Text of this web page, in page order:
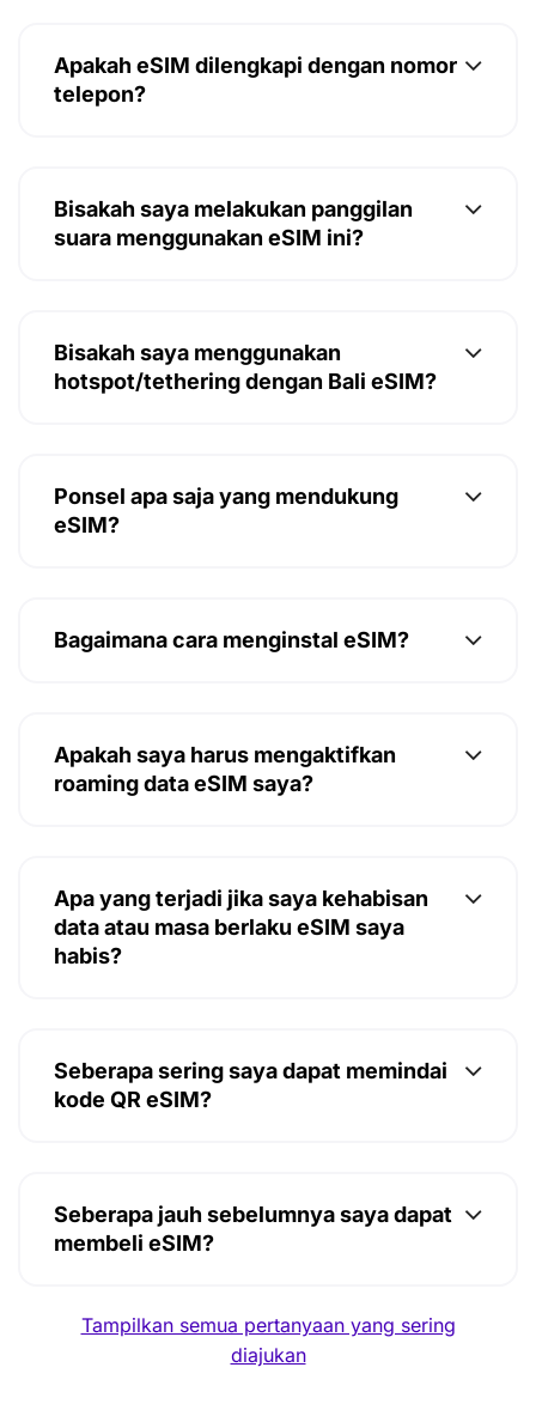
Apakah eSIM dilengkapi dengan nomor
telepon?
Bisakah saya melakukan panggilan
suara menggunakan eSIM ini?
Bisakah saya menggunakan
hotspot/tethering dengan Bali eSIM?
Ponsel apa saja yang mendukung
eSIM?
Bagaimana cara menginstal eSIM?
Apakah saya harus mengaktifkan
roaming data eSIM saya?
Apa yang terjadi jika saya kehabisan
data atau masa berlaku eSIM saya
habis?
Seberapa sering saya dapat memindai
kode QR eSIM?
Seberapa jauh sebelumnya saya dapat
membeli eSIM?
Tampilkan semua pertanyaan yang sering
diajukan